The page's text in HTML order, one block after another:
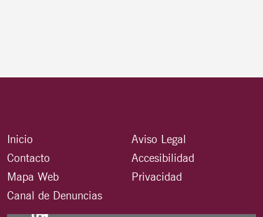
Inicio
Contacto
Mapa Web
Canal de Denuncias
Aviso Legal
Accesibilidad
Privacidad